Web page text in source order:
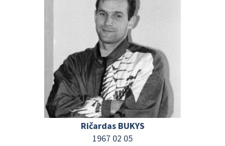
Ričardas BUKYS
1967 02 05